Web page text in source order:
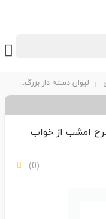
لیوان دسته دار بزرگ ترمه گرافیک طرح امشب از خواب گریزانم
امشب از خواب
(0)